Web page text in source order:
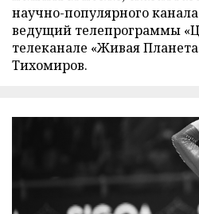
научно-популярного
ведущий телепрограммы
телеканале «Живая
Тихомиров.